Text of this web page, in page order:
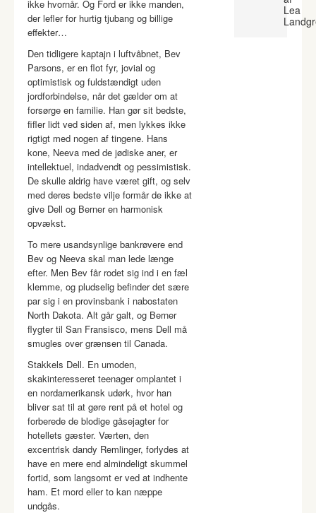
ikke hvornår. Og Ford er ikke manden,
der lefler for hurtig tjubang og billige
effekter…
Den tidligere kaptajn i luftvåbnet, Bev
Parsons, er en flot fyr, jovial og
optimistisk og fuldstændigt uden
jordforbindelse, når det gælder om at
forsørge en familie. Han gør sit bedste,
fifler lidt ved siden af, men lykkes ikke
rigtigt med nogen af tingene. Hans
kone, Neeva med de jødiske aner, er
intellektuel, indadvendt og pessimistisk.
De skulle aldrig have været gift, og selv
med deres bedste vilje formår de ikke at
give Dell og Berner en harmonisk
opvækst.
To mere usandsynlige bankrøvere end
Bev og Neeva skal man lede længe
efter. Men Bev får rodet sig ind i en fæl
klemme, og pludselig befinder det sære
par sig i en provinsbank i nabostaten
North Dakota. Alt går galt, og Berner
flygter til San Fransisco, mens Dell må
smugles over grænsen til Canada.
Stakkels Dell. En umoden,
skakinteresseret teenager omplantet i
en nordamerikansk udørk, hvor han
bliver sat til at gøre rent på et hotel og
forberede de blodige gåsejagter for
hotellets gæster. Værten, den
excentrisk dandy Remlinger, forlydes at
have en mere end almindeligt skummel
fortid, som langsomt er ved at indhente
ham. Et mord eller to kan næppe
undgås.
Lea